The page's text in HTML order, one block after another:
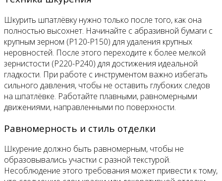
Шкурить шпатлёвку нужно только после того, как она
полностью высохнет. Начинайте с абразивной бумаги с
крупным зерном (P120-P150) для удаления крупных
неровностей. После этого переходите к более мелкой
зернистости (P220-P240) для достижения идеальной
гладкости. При работе с инструментом важно избегать
сильного давления, чтобы не оставить глубоких следов
на шпатлёвке. Работайте плавными, равномерными
движениями, направленными по поверхности.
Равномерность и стиль отделки
Шкурение должно быть равномерным, чтобы не
образовывались участки с разной текстурой.
Несоблюдение этого требования может привести к тому,